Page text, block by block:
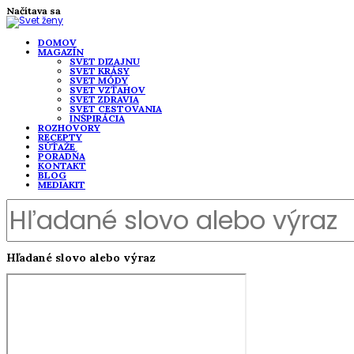
Načítava sa
DOMOV
MAGAZÍN
SVET DIZAJNU
SVET KRÁSY
SVET MÓDY
SVET VZŤAHOV
SVET ZDRAVIA
SVET CESTOVANIA
INŠPIRÁCIA
ROZHOVORY
RECEPTY
SÚŤAŽE
PORADŇA
KONTAKT
BLOG
MEDIAKIT
Hľadané slovo alebo výraz